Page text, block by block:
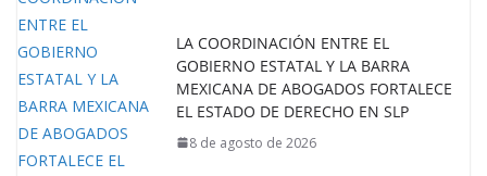
LA COORDINACIÓN ENTRE EL
GOBIERNO ESTATAL Y LA BARRA
MEXICANA DE ABOGADOS FORTALECE
EL ESTADO DE DERECHO EN SLP
8 de agosto de 2026